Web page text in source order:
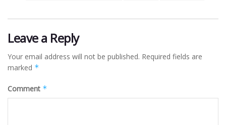
Leave a Reply
Your email address will not be published. Required fields are
marked *
Comment *